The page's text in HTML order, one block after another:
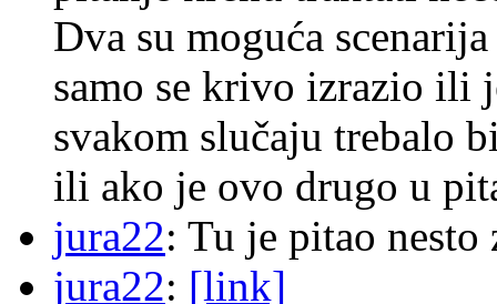
Dva su moguća
samo se krivo izrazio ili
svakom slučaju trebalo
ili ako je ovo drugo u
jura22: Tu je pitao
jura22: [link]